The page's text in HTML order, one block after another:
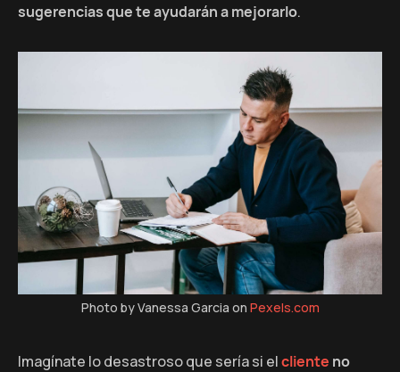
sugerencias que te ayudarán a mejorarlo.
Photo by Vanessa Garcia on Pexels.com
Imagínate lo desastroso que sería si elcliente no